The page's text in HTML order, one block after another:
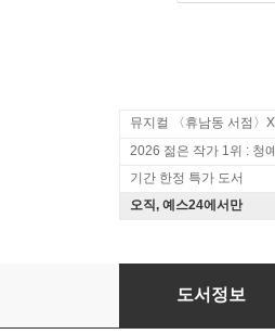
2026 젊은 작가 1위 : 청예
기간 한정 특가 도서
오직, 예스24에서만
스틸 앨리스
도서정보